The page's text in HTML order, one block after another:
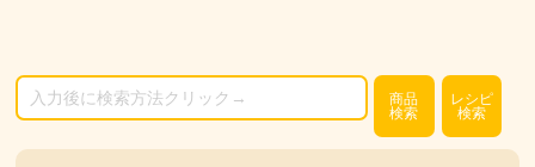
商品
検索
レシピ
検索